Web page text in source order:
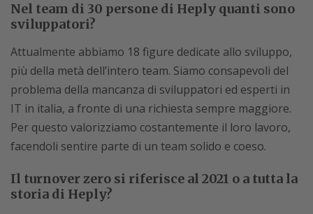
Nel team di 30 persone di Heply quanti sono
sviluppatori?
Attualmente abbiamo 18 figure dedicate allo sviluppo,
più della metà dell’intero team. Siamo consapevoli del
problema della mancanza di sviluppatori ed esperti in
IT in italia, a fronte di una richiesta sempre maggiore.
Per questo valorizziamo costantemente il loro lavoro,
facendoli sentire parte di un team solido e coeso.
Il turnover zero si riferisce al 2021 o a tutta la
storia di Heply?